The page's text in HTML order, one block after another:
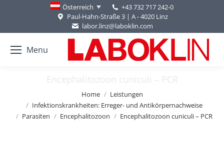
Österreich
+43 732 717 242-0
Paul-Hahn-Straße 3 | A - 4020 Linz
labor.linz@laboklin.com
Menu
Encephalitozoon cuniculi – PCR
Home
Leistungen
Infektionskrankheiten: Erreger- und Antikörpernachweise
Parasiten
Encephalitozoon Encephalitozoon cuniculi – PCR